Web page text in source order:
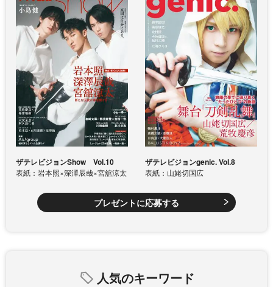
ザテレビジョンShow Vol.10
表紙：岩本照×深澤辰哉×宮舘涼太
ザテレビジョンgenic. Vol.8
表紙：山姥切国広
プレゼントに応募する
人気のキーワード